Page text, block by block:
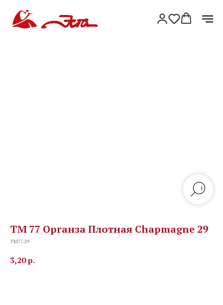
TM 77 Органза Плотная Chapmagne 29
TM77-29
3,20р.